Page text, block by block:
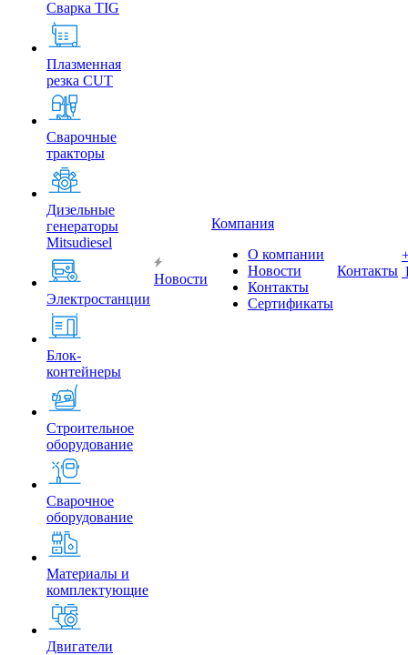
Сварка TIG
Плазменная
резка CUT
Сварочные
тракторы
Дизельные
генераторы
Mitsudiesel
Электростанции
Блок-
контейнеры
Строительное
оборудование
Сварочное
оборудование
Материалы и
комплектующие
Двигатели
Новости
Компания
О компании
Новости
Контакты
Сертификаты
Контакты